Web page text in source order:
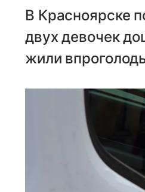
В Красноярске
двух девочек
жили